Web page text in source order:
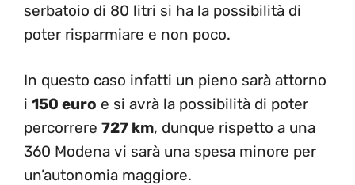
serbatoio di 80 litri si ha la possibilità di
poter risparmiare e non poco.
In questo caso infatti un pieno sarà attorno
i 150 euro e si avrà la possibilità di poter
percorrere 727 km, dunque rispetto a una
360 Modena vi sarà una spesa minore per
un’autonomia maggiore.